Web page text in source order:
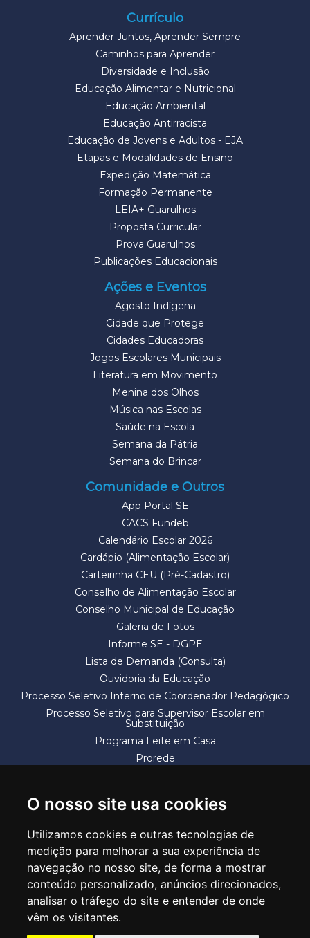
O nosso site usa cookies
Utilizamos cookies e outras tecnologias de
medição para melhorar a sua experiência de
navegação no nosso site, de forma a mostrar
conteúdo personalizado, anúncios direcionados,
analisar o tráfego do site e entender de onde
vêm os visitantes.
Currículo
Aprender Juntos, Aprender Sempre
Caminhos para Aprender
Diversidade e Inclusão
Educação Alimentar e Nutricional
Educação Ambiental
Educação Antirracista
Educação de Jovens e Adultos - EJA
Etapas e Modalidades de Ensino
Expedição Matemática
Formação Permanente
LEIA+ Guarulhos
Proposta Curricular
Prova Guarulhos
Publicações Educacionais
Ações e Eventos
Agosto Indígena
Cidade que Protege
Cidades Educadoras
Jogos Escolares Municipais
Literatura em Movimento
Menina dos Olhos
Música nas Escolas
Saúde na Escola
Semana da Pátria
Semana do Brincar
Comunidade e Outros
App Portal SE
CACS Fundeb
Calendário Escolar 2026
Cardápio (Alimentação Escolar)
Carteirinha CEU (Pré-Cadastro)
Conselho de Alimentação Escolar
Conselho Municipal de Educação
Galeria de Fotos
Informe SE - DGPE
Lista de Demanda (Consulta)
Ouvidoria da Educação
Processo Seletivo Interno de Coordenador Pedagógico
Processo Seletivo para Supervisor Escolar em
Substituição
Programa Leite em Casa
Prorede
SECRETARIA DE EDUCAÇÃO
Rua Claudino Barbosa, 313 - Macedo - Guarulhos/SP CEP 07113-040
Central de Atendimento: *55 11 2475-7300